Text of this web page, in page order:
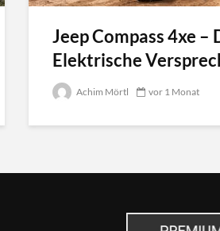
Jeep Compass 4xe –
Elektrische
Achim Mörtl vor 1 Monat